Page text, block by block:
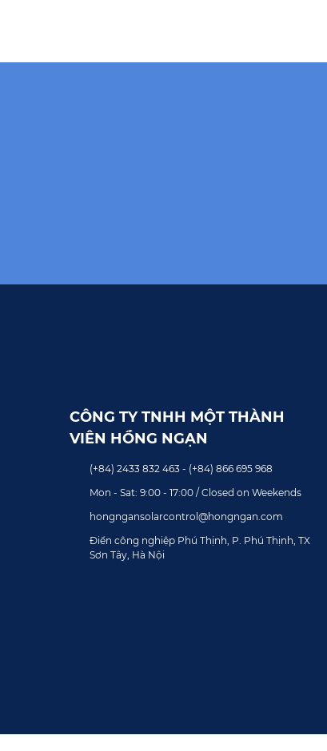
CÔNG TY TNHH MỘT THÀNH
VIÊN HỒNG NGẠN
(+84) 2433 832 463 - (+84) 866 695 968
Mon - Sat: 9:00 - 17:00 / Closed on Weekends
hongngansolarcontrol@hongngan.com
Điển công nghiệp Phú Thịnh, P. Phú Thịnh, TX
Sơn Tây, Hà Nội